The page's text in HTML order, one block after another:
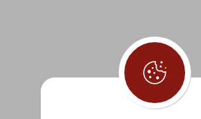
CLASSIC XL120
14.